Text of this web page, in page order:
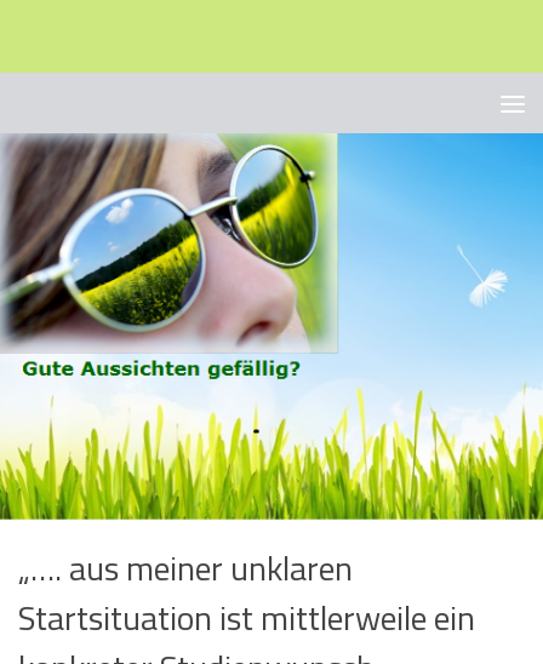
COACHING-BERICHTE
„…. aus meiner unklaren
Startsituation ist mittlerweile ein